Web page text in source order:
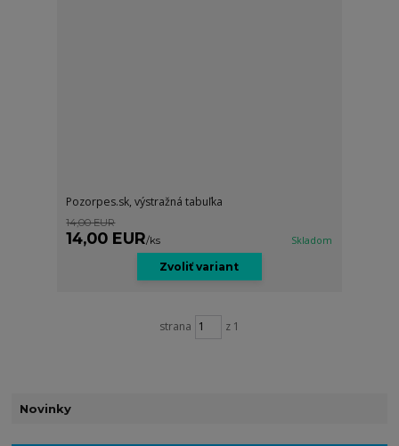
Pozorpes.sk, výstražná tabuľka
14,00 EUR
14,00 EUR/ks Skladom
Zvoliť variant
strana z 1
Novinky